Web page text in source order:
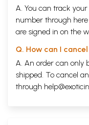
A. You can track
number through here
are signed in on the
Q. How can I
A. An order can only
shipped. To cancel
through